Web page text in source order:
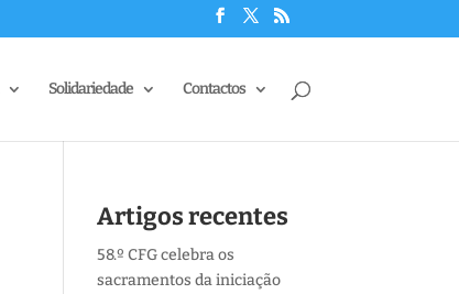
Solidariedade Contactos
Artigos recentes
58.º CFG celebra os
sacramentos da iniciação